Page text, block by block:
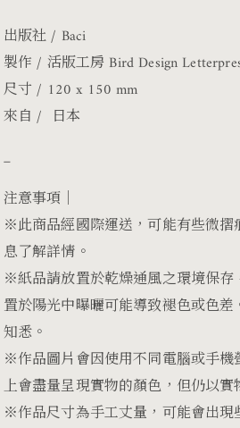
出版社 / Baci
製作 / 活版工房 Bird Design
尺寸 / 120 x 150 mm
來自 / 日本
_
注意事項｜
※此商品經國際運送，可能有些微
息了解詳情。
※紙品請放置於乾燥通風之環境保存
置於陽光中曝曬可能導致褪色或色
知悉。
※作品圖片會因使用不同電腦或手
上會盡量呈現實物的顏色，但仍以實
※作品尺寸為手工丈量，可能會出